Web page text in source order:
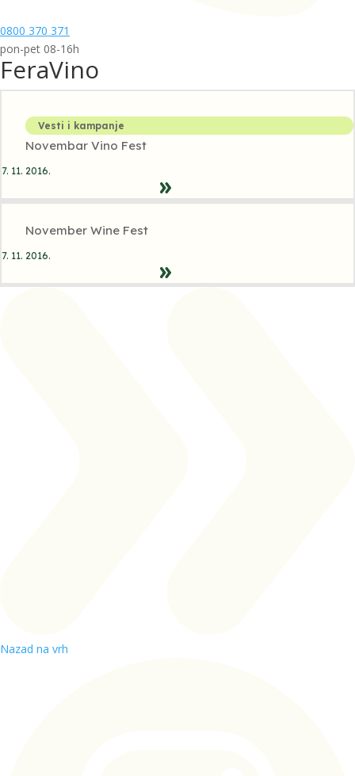
0800 370 371
pon-pet 08-16h
FeraVino
Vesti i kampanje
Novembar Vino Fest
7. 11. 2016.
November Wine Fest
7. 11. 2016.
Nazad na vrh